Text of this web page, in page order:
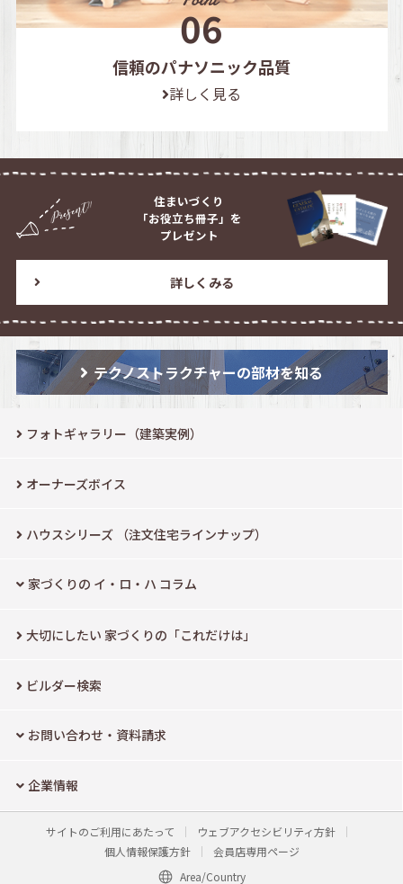
信頼のパナソニック品質
詳しく見る
住まいづくり
「お役立ち冊子」を
プレゼント
詳しくみる
テクノストラクチャーの部材を知る
フォトギャラリー（建築実例）
オーナーズボイス
ハウスシリーズ （注文住宅ラインナップ）
家づくりの イ・ロ・ハ コラム
大切にしたい 家づくりの「これだけは」
ビルダー検索
お問い合わせ・資料請求
企業情報
サイトのご利用にあたって
ウェブアクセシビリティ方針
個人情報保護方針
会員店専用ページ
Area/Country